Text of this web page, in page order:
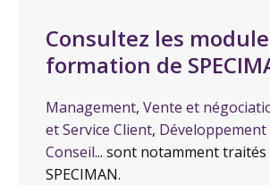
Consultez les
formation de
Management,Vente et
et Service Client,
Conseil... sont notamment
SPECIMAN.